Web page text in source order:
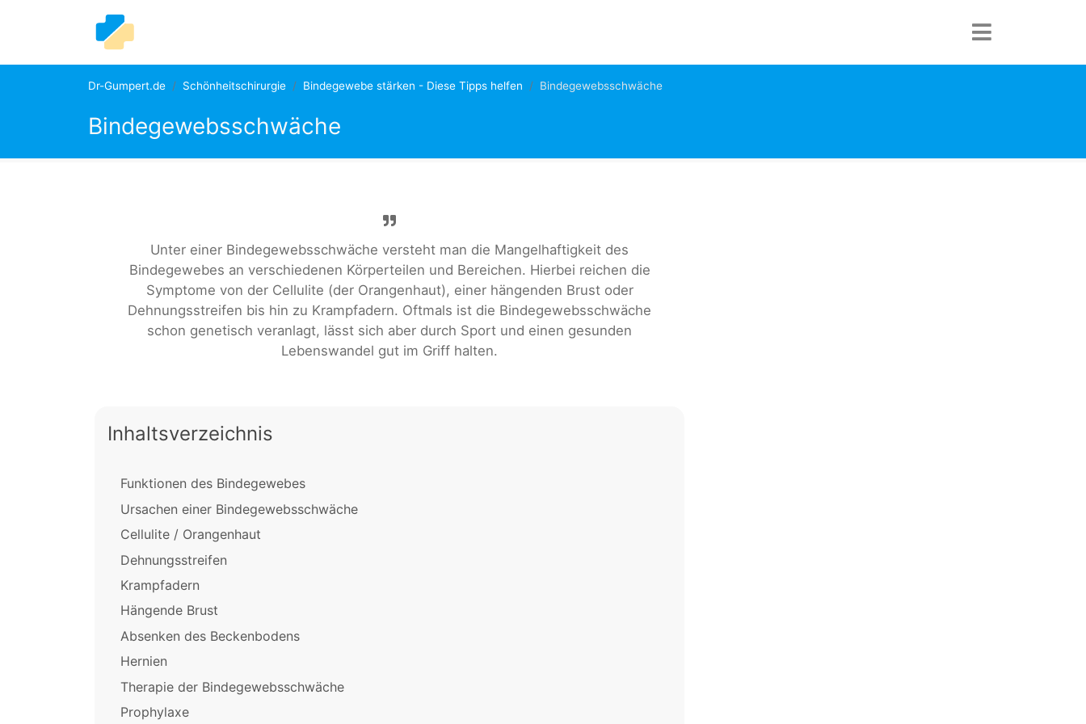
Dr-Gumpert.de Schönheitschirurgie Bindegewebe stärken - Diese Tipps helfen Bindegewebsschwäche
Bindegewebsschwäche
Unter einer Bindegewebsschwäche versteht man die Mangelhaftigkeit des
Bindegewebes an verschiedenen Körperteilen und Bereichen. Hierbei reichen die
Symptome von der Cellulite (der Orangenhaut), einer hängenden Brust oder
Dehnungsstreifen bis hin zu Krampfadern. Oftmals ist die Bindegewebsschwäche
schon genetisch veranlagt, lässt sich aber durch Sport und einen gesunden
Lebenswandel gut im Griff halten.
Inhaltsverzeichnis
Funktionen des Bindegewebes
Ursachen einer Bindegewebsschwäche
Cellulite / Orangenhaut
Dehnungsstreifen
Krampfadern
Hängende Brust
Absenken des Beckenbodens
Hernien
Therapie der Bindegewebsschwäche
Prophylaxe